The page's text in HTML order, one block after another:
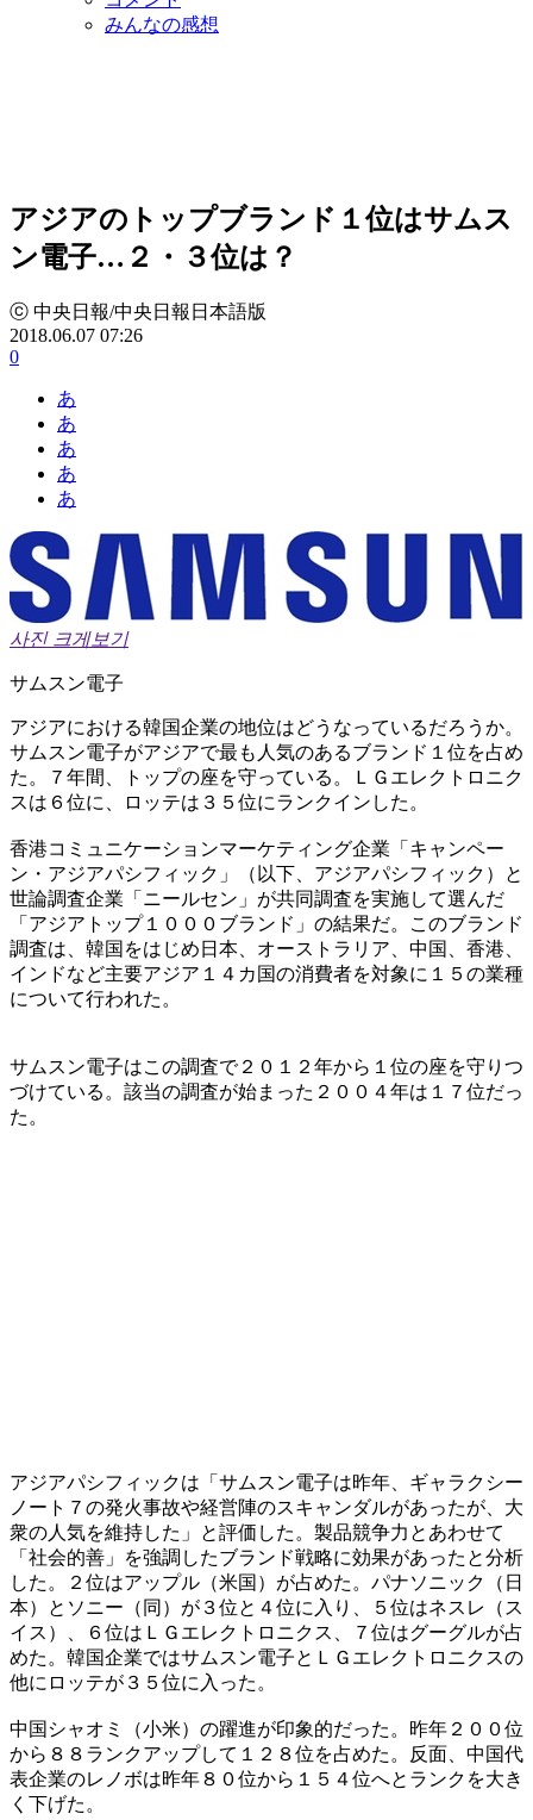
みんなの感想
アジアのトップブランド１位はサムス
ン電子…２・３位は？
ⓒ 中央日報/中央日報日本語版
2018.06.07 07:26
0
あ
あ
あ
あ
あ
사진 크게보기
サムスン電子
アジアにおける韓国企業の地位はどうなっているだろうか。
サムスン電子がアジアで最も人気のあるブランド１位を占め
た。７年間、トップの座を守っている。ＬＧエレクトロニク
スは６位に、ロッテは３５位にランクインした。
香港コミュニケーションマーケティング企業「キャンペー
ン・アジアパシフィック」（以下、アジアパシフィック）と
世論調査企業「ニールセン」が共同調査を実施して選んだ
「アジアトップ１０００ブランド」の結果だ。このブランド
調査は、韓国をはじめ日本、オーストラリア、中国、香港、
インドなど主要アジア１４カ国の消費者を対象に１５の業種
について行われた。
サムスン電子はこの調査で２０１２年から１位の座を守りつ
づけている。該当の調査が始まった２００４年は１７位だっ
た。
アジアパシフィックは「サムスン電子は昨年、ギャラクシー
ノート７の発火事故や経営陣のスキャンダルがあったが、大
衆の人気を維持した」と評価した。製品競争力とあわせて
「社会的善」を強調したブランド戦略に効果があったと分析
した。２位はアップル（米国）が占めた。パナソニック（日
本）とソニー（同）が３位と４位に入り、５位はネスレ（ス
イス）、６位はＬＧエレクトロニクス、７位はグーグルが占
めた。韓国企業ではサムスン電子とＬＧエレクトロニクスの
他にロッテが３５位に入った。
中国シャオミ（小米）の躍進が印象的だった。昨年２００位
から８８ランクアップして１２８位を占めた。反面、中国代
表企業のレノボは昨年８０位から１５４位へとランクを大き
く下げた。